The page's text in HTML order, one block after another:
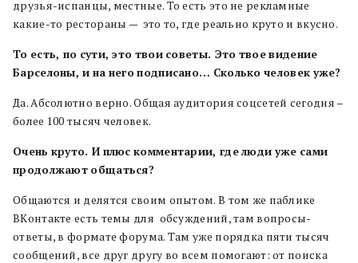
друзья-испанцы, местные. То есть это не рекламные
какие-то рестораны — это то, где реально круто и вкусно.
То есть, по сути, это твои советы. Это твоевидение
Барселоны, и на него подписано… Сколько человекуже?
Да. Абсолютно верно. Общая аудитория соцсетей сегодня –
более 100 тысяч человек.
Очень круто. И плюс комментарии, гделюди уже сами
продолжают общаться?
Общаются и делятся своим опытом. В том же паблике
ВКонтакте есть темы для обсуждений, там вопросы-
ответы, в формате форума. Там уже порядка пяти тысяч
сообщений, все друг другу во всем помогают: от поиска